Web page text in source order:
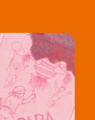
de un infante.
de un infante.